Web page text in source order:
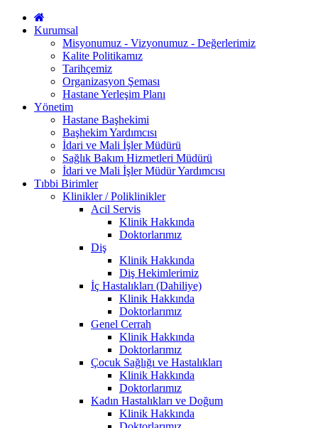
Kurumsal
Misyonumuz - Vizyonumuz - Değerlerimiz
Kalite Politikamız
Tarihçemiz
Organizasyon Şeması
Hastane Yerleşim Planı
Yönetim
Hastane Başhekimi
Başhekim Yardımcısı
İdari ve Mali İşler Müdürü
Sağlık Bakım Hizmetleri Müdürü
İdari ve Mali İşler Müdür Yardımcısı
Tıbbi Birimler
Klinikler / Poliklinikler
Acil Servis
Klinik Hakkında
Doktorlarımız
Diş
Klinik Hakkında
Diş Hekimlerimiz
İç Hastalıkları (Dahiliye)
Klinik Hakkında
Doktorlarımız
Genel Cerrah
Klinik Hakkında
Doktorlarımız
Çocuk Sağlığı ve Hastalıkları
Klinik Hakkında
Doktorlarımız
Kadın Hastalıkları ve Doğum
Klinik Hakkında